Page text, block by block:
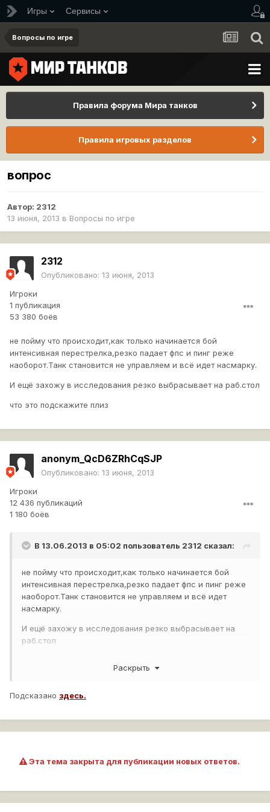
Игры Сервисы
Вопросы по игре
Правила форума Мира танков
Правила игровых разделов
вопрос
Автор: 2312
13 июня, 2013 в Вопросы по игре
2312
Опубликовано: 13 июня, 2013
Игроки
1 публикация
53 380 боёв
не пойму что происходит,как только начинается бой
интенсивная перестрелка,резко падает фпс и пинг реже
наоборот.Танк становится не управляем и всё идет насмарку.
И ещё захожу в исследования резко выбрасывает на раб.стол
что это подскажите плиз
anonym_QcD6ZRhCqSJP
Опубликовано: 13 июня, 2013
Игроки
12 436 публикаций
1 180 боёв
В 13.06.2013 в 05:02 пользователь 2312 сказал:
не пойму что происходит,как только начинается бой
интенсивная перестрелка,резко падает фпс и пинг реже
наоборот.Танк становится не управляем и всё идет
насмарку.
И ещё захожу в исследования резко выбрасывает на
раб.стол
Раскрыть
Подсказано здесь.
Эта тема закрыта для публикации новых ответов.